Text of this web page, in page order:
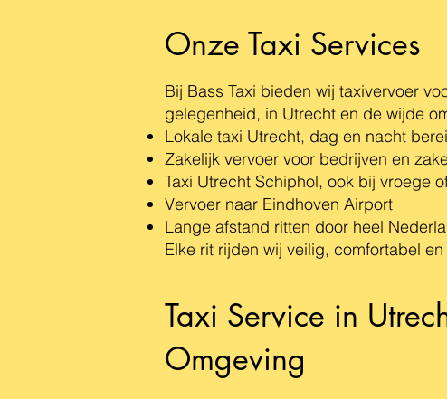
Onze Taxi Services
Bij Bass Taxi bieden wij taxivervoer
gelegenheid, in Utrecht en de wijde
Lokale taxi Utrecht, dag en nacht
Zakelijk vervoer voor bedrijven en
Taxi Utrecht Schiphol, ook bij vroege
Vervoer naar Eindhoven Airport
Lange afstand ritten door heel
Elke rit rijden wij veilig, comfortabel
Taxi Service in
Omgeving